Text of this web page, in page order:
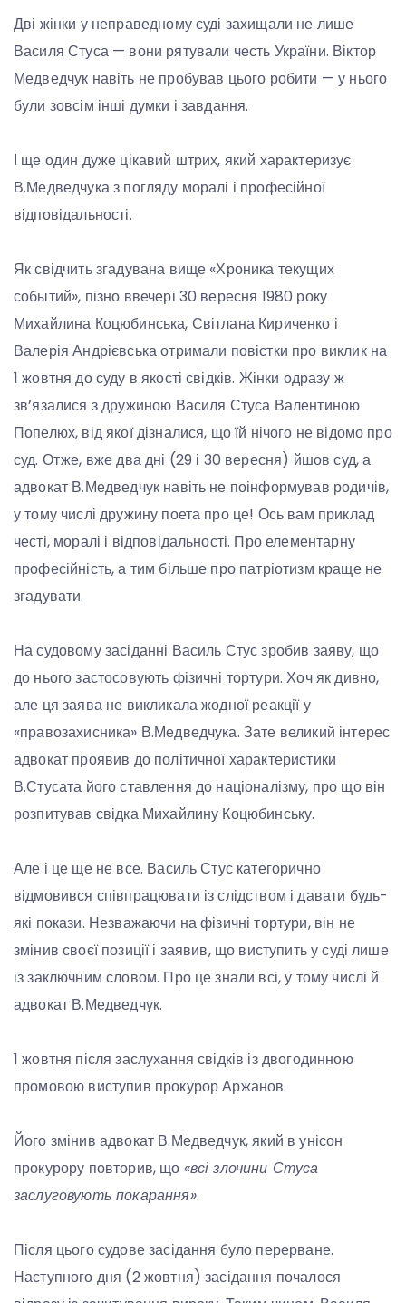
Дві жінки у неправедному суді захищали не лише
Василя Стуса — вони рятували честь України. Віктор
Медведчук навіть не пробував цього робити — у нього
були зовсім інші думки і завдання.
І ще один дуже цікавий штрих, який характеризує
В.Медведчука з погляду моралі і професійної
відповідальності.
Як свідчить згадувана вище «Хроника текущих
событий», пізно ввечері 30 вересня 1980 року
Михайлина Коцюбинська, Світлана Кириченко і
Валерія Андрієвська отримали повістки про виклик на
1 жовтня до суду в якості свідків. Жінки одразу ж
зв’язалися з дружиною Василя Стуса Валентиною
Попелюх, від якої дізналися, що їй нічого не відомо про
суд. Отже, вже два дні (29 і 30 вересня) йшов суд, а
адвокат В.Медведчук навіть не поінформував родичів,
у тому числі дружину поета про це! Ось вам приклад
честі, моралі і відповідальності. Про елементарну
професійність, а тим більше про патріотизм краще не
згадувати.
На судовому засіданні Василь Стус зробив заяву, що
до нього застосовують фізичні тортури. Хоч як дивно,
але ця заява не викликала жодної реакції у
«правозахисника» В.Медведчука. Зате великий інтерес
адвокат проявив до політичної характеристики
В.Стусата його ставлення до націоналізму, про що він
розпитував свідка Михайлину Коцюбинську.
Але і це ще не все. Василь Стус категорично
відмовився співпрацювати із слідством і давати будь-
які покази. Незважаючи на фізичні тортури, він не
змінив своєї позиції і заявив, що виступить у суді лише
із заключним словом. Про це знали всі, у тому числі й
адвокат В.Медведчук.
1 жовтня після заслухання свідків із двогодинною
промовою виступив прокурор Аржанов.
Його змінив адвокат В.Медведчук, який в унісон
прокурору повторив, що «всі злочини Стуса
заслуговують покарання».
Після цього судове засідання було перерване.
Наступного дня (2 жовтня) засідання почалося